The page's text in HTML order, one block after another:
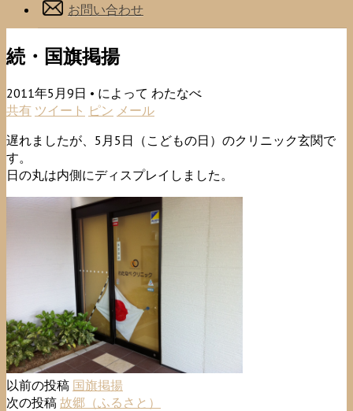
お問い合わせ
続・国旗掲揚
2011年5月9日 • によって わたなべ
共有 ツイート ピン メール
遅れましたが、5月5日（こどもの日）のクリニック玄関で
す。
日の丸は内側にディスプレイしました。
以前の投稿 国旗掲揚
次の投稿 故郷（ふるさと）